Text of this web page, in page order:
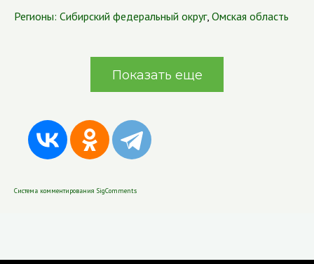
Регионы: Сибирский федеральный округ, Омская область
Показать еще
Система комментирования SigComments